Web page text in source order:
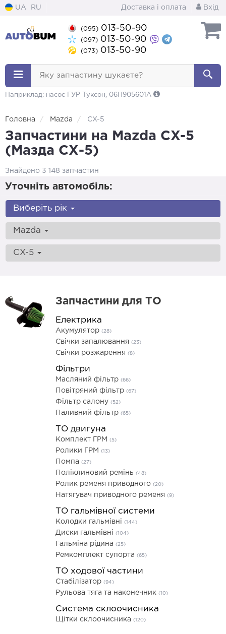
UA RU Доставка і оплата Вхід
(095) 013-50-90
(097) 013-50-90
(073) 013-50-90
Яку запчастину шукаєте?
Наприклад: насос ГУР Туксон, 06H905601A
Головна Mazda CX-5
Запчастини на Mazda CX-5
(Мазда СХ-5)
Знайдено 3 148 запчастин
Уточніть автомобіль:
Виберіть рік
Mazda
CX-5
Запчастини для ТО
Електрика
Акумулятор (28)
Свічки запалювання (23)
Свічки розжарення (8)
Фільтри
Масляний фільтр (66)
Повітряний фільтр (67)
Фільтр салону (52)
Паливний фільтр (65)
ТО двигуна
Комплект ГРМ (5)
Ролики ГРМ (13)
Помпа (27)
Поліклиновий ремінь (48)
Ролик ременя приводного (20)
Натягувач приводного ременя (9)
ТО гальмівної системи
Колодки гальмівні (144)
Диски гальмівні (104)
Гальміна рідина (25)
Ремкомплект супорта (65)
ТО ходової частини
Стабілізатор (94)
Рульова тяга та наконечник (10)
Система склоочисника
Щітки склоочисника (120)